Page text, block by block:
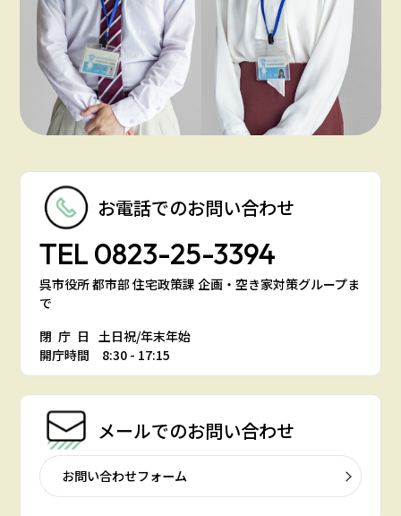
お電話でのお問い合わせ
TEL 0823-25-3394
呉市役所 都市部 住宅政策課 企画・空き家対策グループま
で
閉庁日 土日祝/年末年始
開庁時間 8:30 - 17:15
メールでのお問い合わせ
お問い合わせフォーム